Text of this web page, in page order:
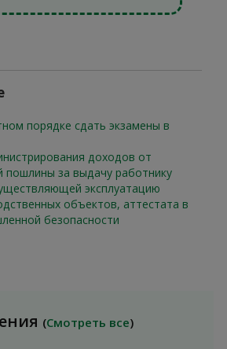
порядке сдать экзамены в
доходов от
пошлины за выдачу работнику
эксплуатацию
объектов, аттестата в
безопасности
(Смотреть все)